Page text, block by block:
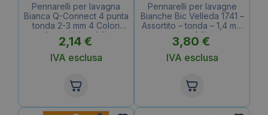
Pennarelli per lavagna
Bianca Q-Connect 4 punta
tonda 2-3 mm 4 Colori
Assortiti (conf.4)
2,14 €
IVA esclusa
Pennarelli per lavagne
Bianche Bic Velleda 1741 –
Assortito – tonda – 1,4 mm
(conf.4)
3,80 €
IVA esclusa